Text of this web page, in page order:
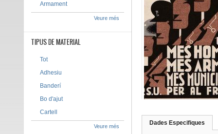
Dades Especifiques
Armament
Veure més
TIPUS DE MATERIAL
Tot
Adhesiu
Banderí
Bo d'ajut
Cartell
Veure més